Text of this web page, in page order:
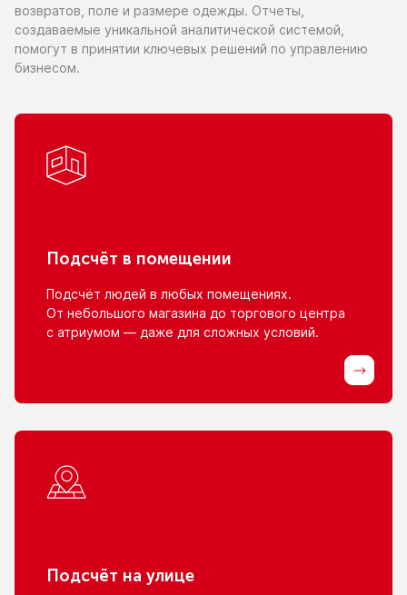
возвратов, поле и размере одежды. Отчеты,
создаваемые уникальной аналитической системой,
помогут в принятии ключевых решений по управлению
бизнесом.
Подсчёт в помещении
Подсчёт людей в любых помещениях.
От небольшого магазина до торгового центра
с атриумом — даже для сложных условий.
Подсчёт на улице